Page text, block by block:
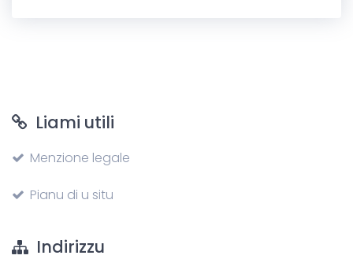
Liami utili
Menzione legale
Pianu di u situ
Indirizzu